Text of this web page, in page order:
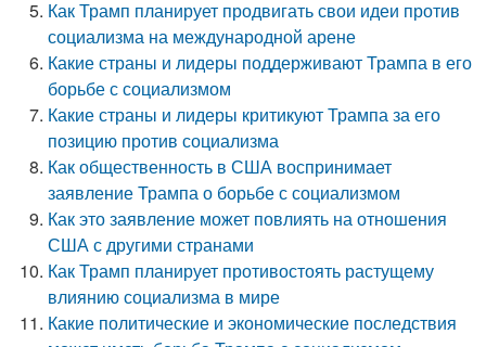
Как Трамп планирует продвигать свои идеи против
социализма на международной арене
Какие страны и лидеры поддерживают Трампа в его
борьбе с социализмом
Какие страны и лидеры критикуют Трампа за его
позицию против социализма
Как общественность в США воспринимает
заявление Трампа о борьбе с социализмом
Как это заявление может повлиять на отношения
США с другими странами
Как Трамп планирует противостоять растущему
влиянию социализма в мире
Какие политические и экономические последствия